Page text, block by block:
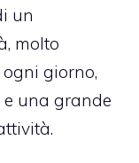
un
molto
giorno,
una grande